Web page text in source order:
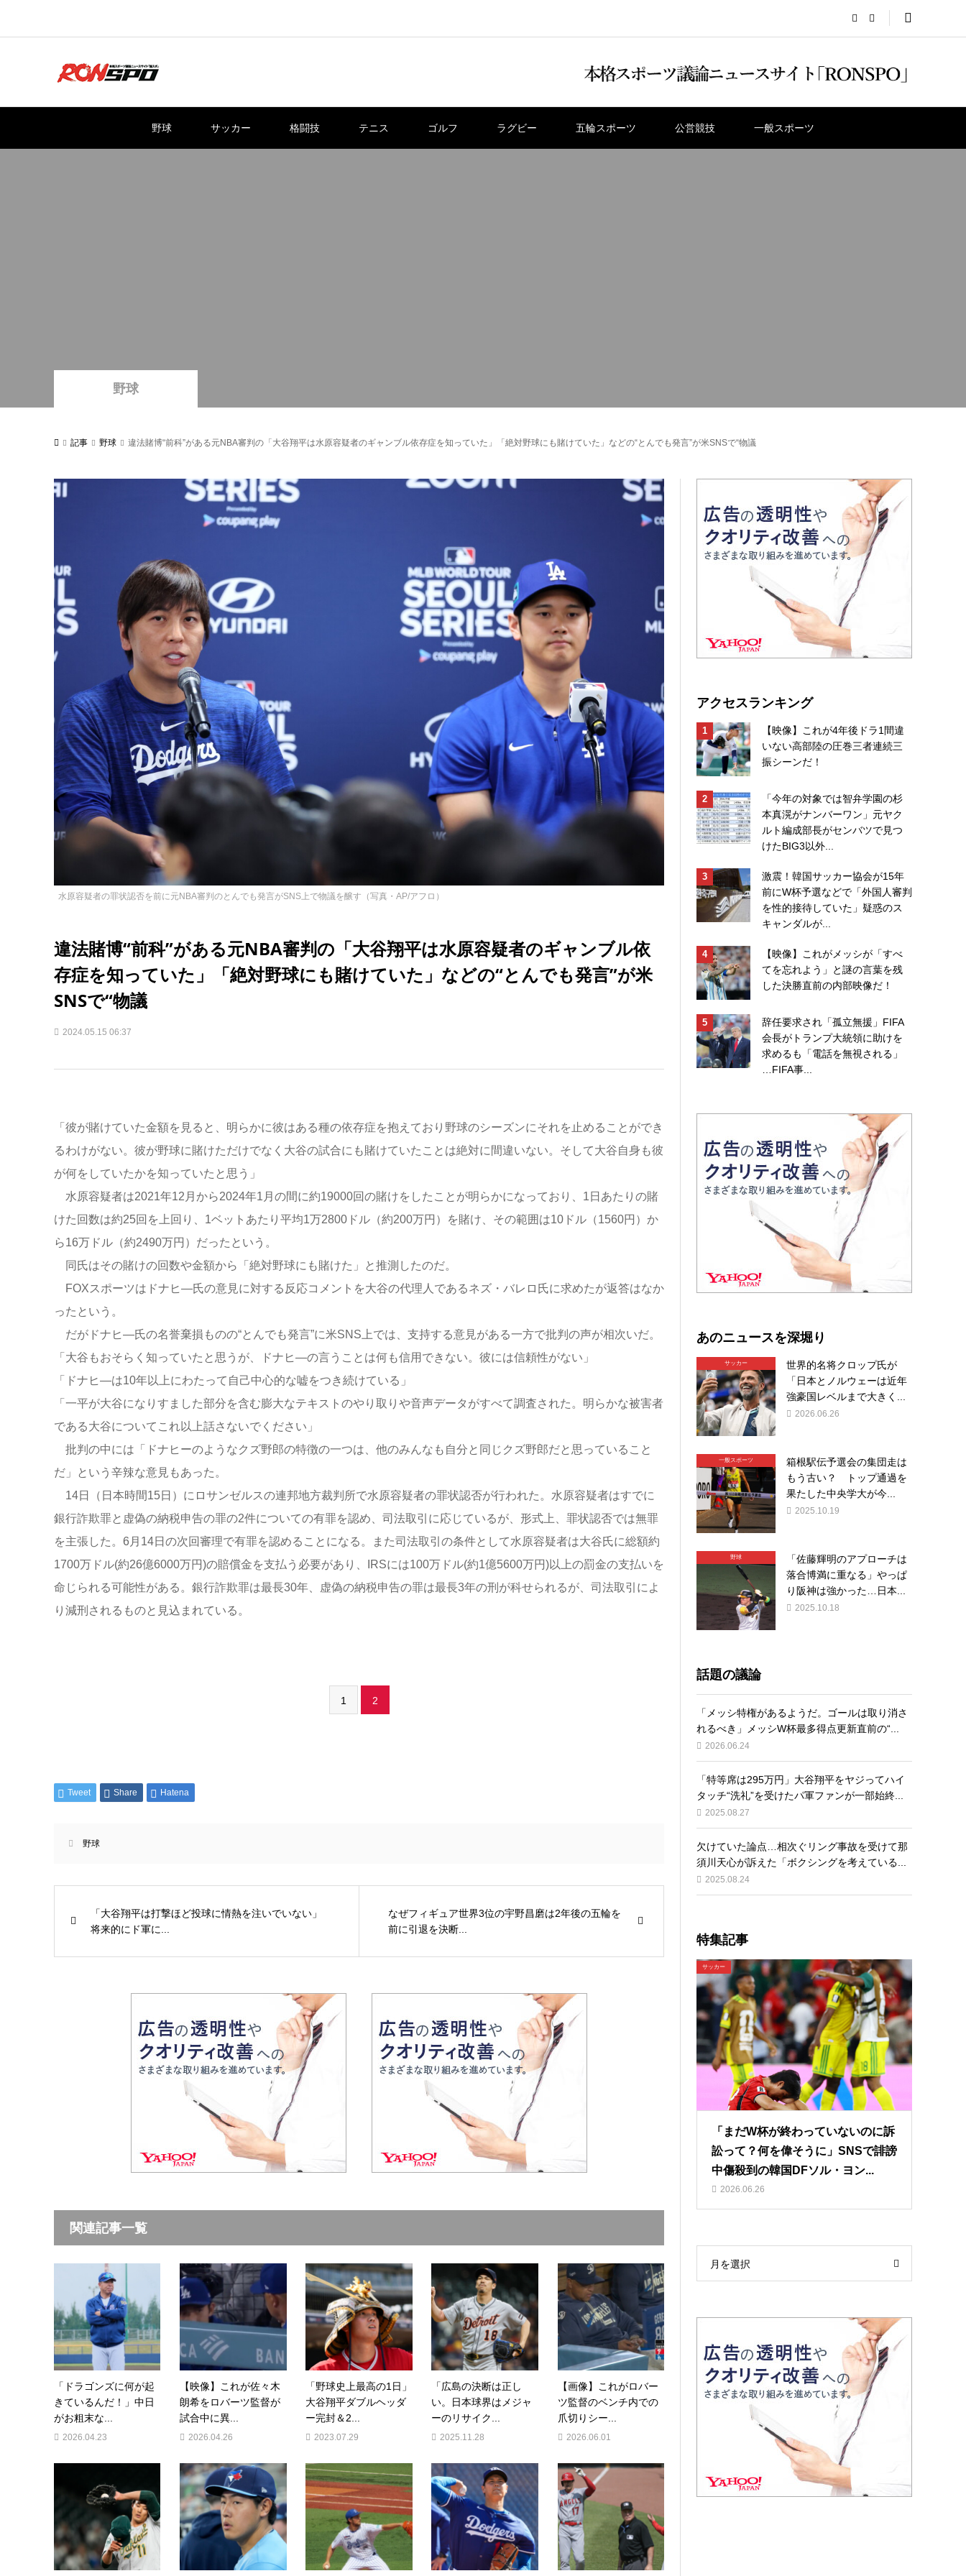
野球 サッカー 格闘技 テニス ゴルフ ラグビー 五輪スポーツ 公営競技 一般スポーツ
野球
記事 野球 違法賭博“前科”がある元NBA審判の「大谷翔平は水原容疑者のギャンブル依存症を知っていた」「絶対野球にも賭けていた」などの“とんでも発言”が米SNSで“物議
水原容疑者の罪状認否を前に元NBA審判のとんでも発言がSNS上で物議を醸す（写真・AP/アフロ）
違法賭博“前科”がある元NBA審判の「大谷翔平は水原容疑者のギャンブル依
存症を知っていた」「絶対野球にも賭けていた」などの“とんでも発言”が米
SNSで“物議
2024.05.15 06:37
「彼が賭けていた金額を見ると、明らかに彼はある種の依存症を抱えており野球のシーズンにそれを止めることができ
るわけがない。彼が野球に賭けただけでなく大谷の試合にも賭けていたことは絶対に間違いない。そして大谷自身も彼
が何をしていたかを知っていたと思う」
水原容疑者は2021年12月から2024年1月の間に約19000回の賭けをしたことが明らかになっており、1日あたりの賭
けた回数は約25回を上回り、1ベットあたり平均1万2800ドル（約200万円）を賭け、その範囲は10ドル（1560円）か
ら16万ドル（約2490万円）だったという。
同氏はその賭けの回数や金額から「絶対野球にも賭けた」と推測したのだ。
FOXスポーツはドナヒ―氏の意見に対する反応コメントを大谷の代理人であるネズ・バレロ氏に求めたが返答はなか
ったという。
だがドナヒ―氏の名誉棄損ものの“とんでも発言”に米SNS上では、支持する意見がある一方で批判の声が相次いだ。
「大谷もおそらく知っていたと思うが、ドナヒ―の言うことは何も信用できない。彼には信頼性がない」
「ドナヒ―は10年以上にわたって自己中心的な嘘をつき続けている」
「一平が大谷になりすました部分を含む膨大なテキストのやり取りや音声データがすべて調査された。明らかな被害者
である大谷についてこれ以上話さないでください」
批判の中には「ドナヒーのようなクズ野郎の特徴の一つは、他のみんなも自分と同じクズ野郎だと思っていること
だ」という辛辣な意見もあった。
14日（日本時間15日）にロサンゼルスの連邦地方裁判所で水原容疑者の罪状認否が行われた。水原容疑者はすでに
銀行詐欺罪と虚偽の納税申告の罪の2件についての有罪を認め、司法取引に応じているが、形式上、罪状認否では無罪
を主張した。6月14日の次回審理で有罪を認めることになる。また司法取引の条件として水原容疑者は大谷氏に総額約
1700万ドル(約26億6000万円)の賠償金を支払う必要があり、IRSには100万ドル(約1億5600万円)以上の罰金の支払いを
命じられる可能性がある。銀行詐欺罪は最長30年、虚偽の納税申告の罪は最長3年の刑が科せられるが、司法取引によ
り減刑されるものと見込まれている。
1 2
Tweet Share Hatena
野球
「大谷翔平は打撃ほど投球に情熱を注いでいない」
将来的にド軍に...
なぜフィギュア世界3位の宇野昌磨は2年後の五輪を
前に引退を決断...
関連記事一覧
「ドラゴンズに何が起
きているんだ！」中日
がお粗末な...
2026.04.23
【映像】これが佐々木
朗希をロバーツ監督が
試合中に異...
2026.04.26
「野球史上最高の1日」
大谷翔平ダブルヘッダ
ー完封＆2...
2023.07.29
「広島の決断は正し
い。日本球界はメジャ
ーのリサイク...
2025.11.28
【画像】これがロバー
ツ監督のベンチ内での
爪切りシー...
2026.06.01
アクセスランキング
【映像】これが4年後ドラ1間違
いない高部陸の圧巻三者連続三
振シーンだ！
「今年の対象では智弁学園の杉
本真滉がナンバーワン」元ヤク
ルト編成部長がセンバツで見つ
けたBIG3以外...
激震！韓国サッカー協会が15年
前にW杯予選などで「外国人審判
を性的接待していた」疑惑のス
キャンダルが...
【映像】これがメッシが「すべ
てを忘れよう」と謎の言葉を残
した決勝直前の内部映像だ！
辞任要求され「孤立無援」FIFA
会長がトランプ大統領に助けを
求めるも「電話を無視される」
…FIFA事...
あのニュースを深堀り
サッカー
世界的名将クロップ氏が
「日本とノルウェーは近年
強豪国レベルまで大きく...
2026.06.26
一般スポーツ
箱根駅伝予選会の集団走は
もう古い？ トップ通過を
果たした中央学大が今...
2025.10.19
野球
「佐藤輝明のアプローチは
落合博満に重なる」やっぱ
り阪神は強かった…日本...
2025.10.18
話題の議論
「メッシ特権があるようだ。ゴールは取り消さ
れるべき」メッシW杯最多得点更新直前の“...
2026.06.24
「特等席は295万円」大谷翔平をヤジってハイ
タッチ“洗礼”を受けたパ軍ファンが一部始終...
2025.08.27
欠けていた論点…相次ぐリング事故を受けて那
須川天心が訴えた「ボクシングを考えている...
2025.08.24
特集記事
サッカー
「まだW杯が終わっていないのに訴
訟って？何を偉そうに」SNSで誹謗
中傷殺到の韓国DFソル・ヨン...
2026.06.26
月を選択